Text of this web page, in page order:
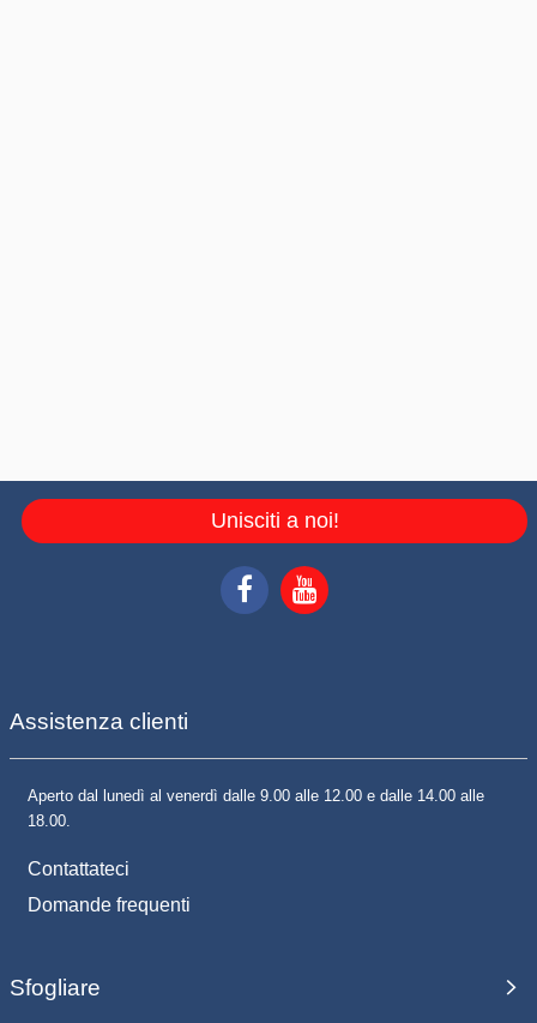
Unisciti a noi!
Assistenza clienti
Aperto dal lunedì al venerdì dalle 9.00 alle 12.00 e dalle 14.00 alle
18.00.
Contattateci
Domande frequenti
Sfogliare